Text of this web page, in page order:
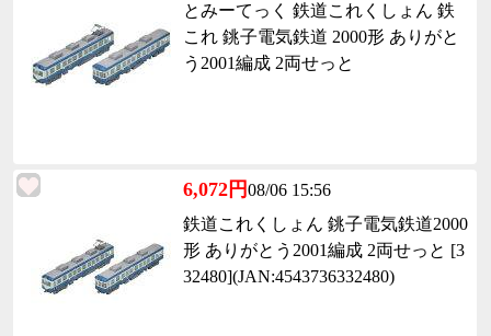
とみーてっく 鉄道これくしょん 鉄
これ 銚子電気鉄道 2000形 ありがと
う2001編成 2両せっと
6,072円08/06 15:56
鉄道これくしょん 銚子電気鉄道2000
形 ありがとう2001編成 2両せっと [3
32480](JAN:4543736332480)